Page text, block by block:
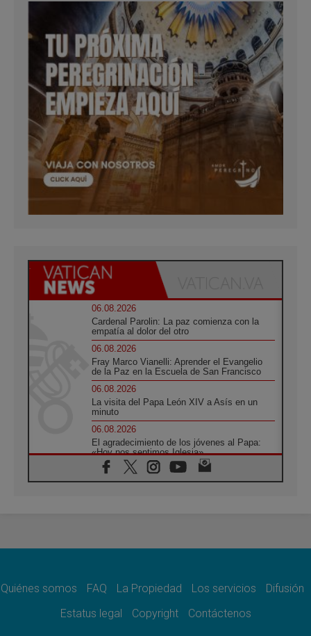
06.08.2026
Cardenal Parolin: La paz comienza con la
empatía al dolor del otro
06.08.2026
Fray Marco Vianelli: Aprender el Evangelio
de la Paz en la Escuela de San Francisco
06.08.2026
La visita del Papa León XIV a Asís en un
minuto
06.08.2026
El agradecimiento de los jóvenes al Papa:
«Hoy nos sentimos Iglesia»
06.08.2026
Líbano: Reanudan los coloquios en Roma en
paz
Sturla: La visita de León XIV será una buena
noticia para todo el Uruguay
Quiénes somos FAQ La Propiedad Los servicios
Difusión
Estatus legal
Copyright Contáctenos